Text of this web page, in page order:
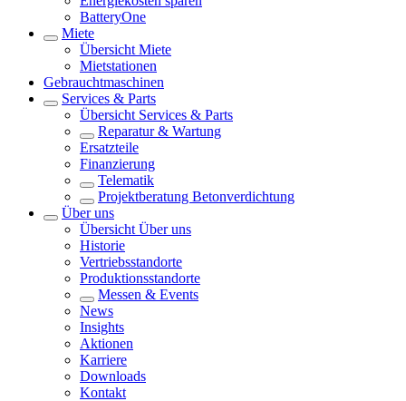
BatteryOne
Miete
Übersicht Miete
Mietstationen
Gebrauchtmaschinen
Services & Parts
Übersicht Services & Parts
Reparatur & Wartung
Ersatzteile
Finanzierung
Telematik
Projektberatung Betonverdichtung
Über uns
Übersicht Über uns
Historie
Vertriebsstandorte
Produktionsstandorte
Messen & Events
News
Insights
Aktionen
Karriere
Downloads
Kontakt